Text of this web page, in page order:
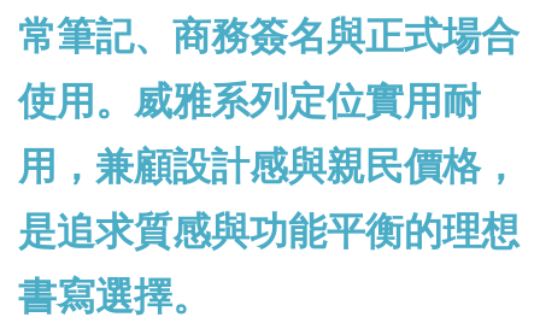
常筆記、商務簽名與正式場合
使用。威雅系列定位實用耐
用，兼顧設計感與親民價格，
是追求質感與功能平衡的理想
書寫選擇。